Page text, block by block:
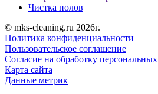
Чистка полов
© mks-cleaning.ru 2026г.
Политика конфиденциальности
Пользовательское соглашение
Согласие на обработку
Карта сайта
Данные метрик